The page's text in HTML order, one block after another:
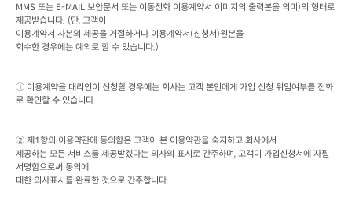
MMS 또는 E-MAIL 보안문서 또는 이동전화 이용계약서 이미지의 출력본을 의미 )의 형태로
제공받습니다. (단, 고객이
이용계약서 사본의 제공을 거절하거나 이용계약서 (신청서 )원본을
회수한 경우에는 예외로 할 수 있습니다.)
① 이용계약을 대리인이 신청할 경우에는 회사는 고객 본인에게 가입 신청 위임여부를 전화
로 확인할 수 있습니다.
② 제 1항의 이용약관에 동의함은 고객이 본 이용약관을 숙지하고 회사에서
제공하는 모든 서비스를 제공받겠다는 의사의 표시로 간주하며, 고객이 가입신청서에 자필
서명함으로써 동의에
대한 의사표시를 완료한 것으로 간주합니다.